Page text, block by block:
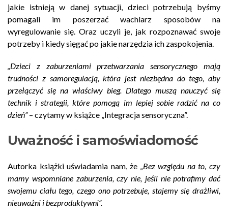
jakie istnieją w danej sytuacji, dzieci potrzebują byśmy
pomagali im poszerzać wachlarz sposobów na
wyregulowanie się. Oraz uczyli je, jak rozpoznawać swoje
potrzeby i kiedy sięgać po jakie narzędzia ich zaspokojenia.
„Dzieci z zaburzeniami przetwarzania sensorycznego mają
trudności z samoregulacją, która jest niezbędna do tego, aby
przełączyć się na właściwy bieg. Dlatego muszą nauczyć się
technik i strategii, które pomogą im lepiej sobie radzić na co
dzień”– czytamy w książce „Integracja sensoryczna”.
Uważność i samoświadomość
Autorka książki uświadamia nam, że „Bez względu na to, czy
mamy wspomniane zaburzenia, czy nie, jeśli nie potrafimy dać
swojemu ciału tego, czego ono potrzebuje, stajemy się drażliwi,
nieuważni i bezproduktywni”.